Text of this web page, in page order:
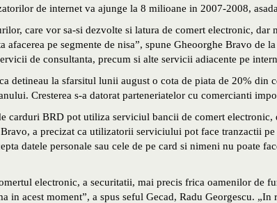
de internet va ajunge la 8 milioane in 2007-2008,
care vor sa-si dezvolte si latura de comert electronic,
afacerea pe segmente de nisa”, spune Gheoorghe Bravo de
de consultanta, precum si alte servicii adiacente pe
detineau la sfarsitul lunii august o cota de piata de 20% din
Cresterea s-a datorat parteneriatelor cu comercianti
carduri BRD pot utiliza serviciul bancii de comert
a precizat ca utilizatorii serviciului pot face tranzactii
datele personale sau cele de pe card si nimeni nu poate
electronic, a securitatii, mai precis frica oamenilor de
in acest moment”, a spus seful Gecad, Radu Georgescu. „In